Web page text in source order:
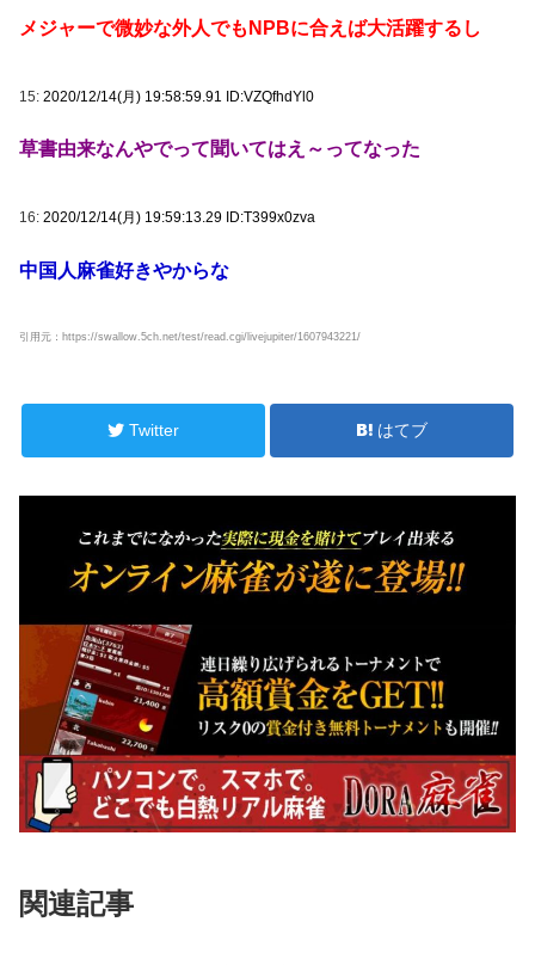
メジャーで微妙な外人でもNPBに合えば大活躍するし
15: 2020/12/14(月) 19:58:59.91 ID:VZQfhdYl0
草書由来なんやでって聞いてはえ～ってなった
16: 2020/12/14(月) 19:59:13.29 ID:T399x0zva
中国人麻雀好きやからな
引用元：https://swallow.5ch.net/test/read.cgi/livejupiter/1607943221/
Twitter はてブ
関連記事